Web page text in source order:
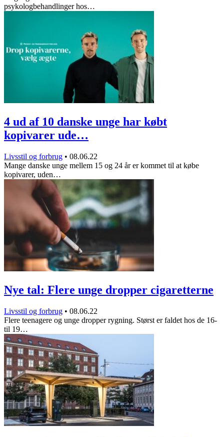
psykologbehandlinger hos…
4 ud af 10 danske unge har købt
kopivarer ude…
Livsstil og forbrug • 08.06.22
Mange danske unge mellem 15 og 24 år er kommet til at købe
kopivarer, uden…
Nye tal: Flere unge dropper cigaretterne
Livsstil og forbrug • 08.06.22
Flere teenagere og unge dropper rygning. Størst er faldet hos de 16-
til 19…